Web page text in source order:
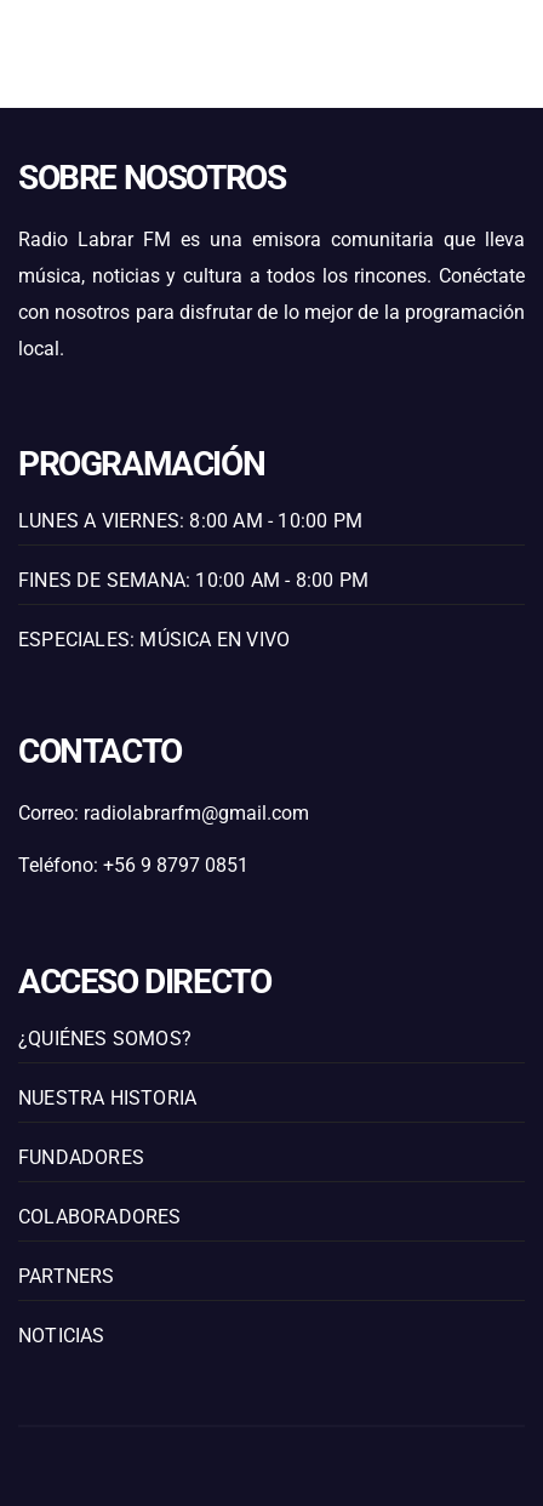
SOBRE NOSOTROS
Radio Labrar FM es una emisora comunitaria que lleva
música, noticias y cultura a todos los rincones. Conéctate
con nosotros para disfrutar de lo mejor de la programación
local.
PROGRAMACIÓN
LUNES A VIERNES: 8:00 AM - 10:00 PM
FINES DE SEMANA: 10:00 AM - 8:00 PM
ESPECIALES: MÚSICA EN VIVO
CONTACTO
Correo: radiolabrarfm@gmail.com
Teléfono: +56 9 8797 0851
ACCESO DIRECTO
¿QUIÉNES SOMOS?
NUESTRA HISTORIA
FUNDADORES
COLABORADORES
PARTNERS
NOTICIAS